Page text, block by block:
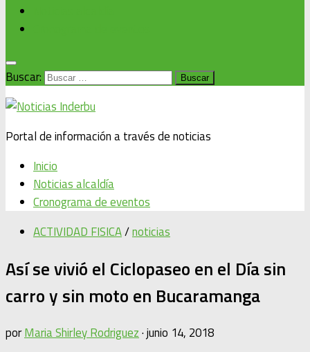
Buscar:
Portal de información a través de noticias
Inicio
Noticias alcaldía
Cronograma de eventos
ACTIVIDAD FISICA/noticias
Así se vivió el Ciclopaseo en el Día sin
carro y sin moto en Bucaramanga
porMaria Shirley Rodriguez·junio 14, 2018